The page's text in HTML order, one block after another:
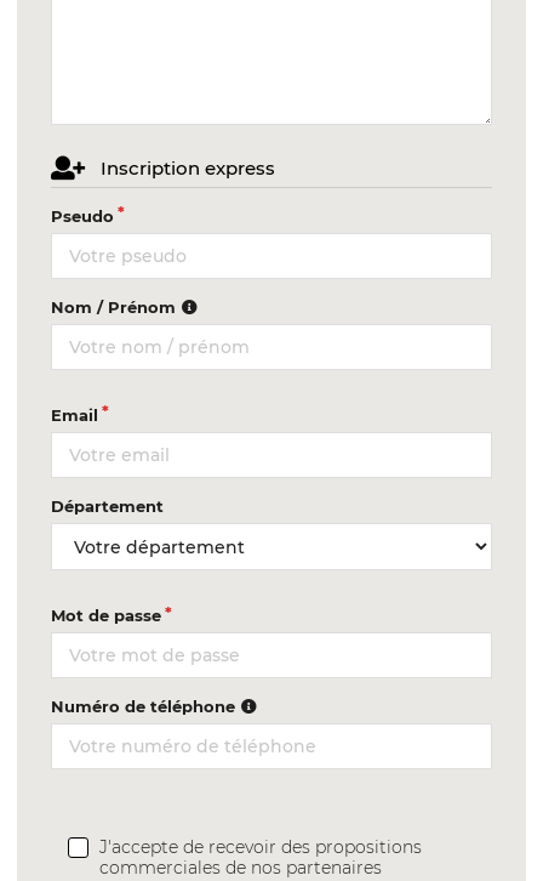
Inscription express
Pseudo
Nom / Prénom
Email
Département
Mot de passe
Numéro de téléphone
J'accepte de recevoir des propositions
commerciales de nos partenaires